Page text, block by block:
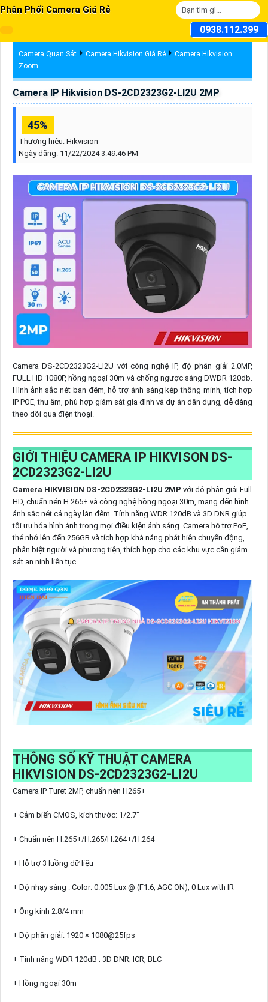
Phân Phối Camera Giá Rẻ
0938.112.399
Camera Quan Sát Camera Hikvision Giá Rẻ
Camera Hikvision
Zoom
Camera IP Hikvision DS-2CD2323G2-LI2U 2MP
45%
Thương hiệu: Hikvision
Ngày đăng: 11/22/2024 3:49:46 PM
Camera DS-2CD2323G2-LI2U với công nghệ IP, độ phân giải 2.0MP,
FULL HD 1080P, hồng ngoại 30m và chống ngược sáng DWDR 120db.
Hình ảnh sắc nét ban đêm, hỗ trợ ánh sáng kép thông minh, tích hợp
IP POE, thu âm, phù hợp giám sát gia đình và dự án dân dụng, dễ dàng
theo dõi qua điện thoại.
GIỚI THIỆU CAMERA IP HIKVISON DS-
2CD2323G2-LI2U
Camera HIKVISION DS-2CD2323G2-LI2U 2MP với độ phân giải Full
HD, chuẩn nén H.265+ và công nghệ hồng ngoại 30m, mang đến hình
ảnh sắc nét cả ngày lẫn đêm. Tính năng WDR 120dB và 3D DNR giúp
tối ưu hóa hình ảnh trong mọi điều kiện ánh sáng. Camera hỗ trợ PoE,
thẻ nhớ lên đến 256GB và tích hợp khả năng phát hiện chuyển động,
phân biệt người và phương tiện, thích hợp cho các khu vực cần giám
sát an ninh liên tục.
THÔNG SỐ KỸ THUẬT CAMERA
HIKVISION DS-2CD2323G2-LI2U
Camera IP Turet 2MP, chuẩn nén H265+
+ Cảm biến CMOS, kích thước: 1/2.7"
+ Chuẩn nén H.265+/H.265/H.264+/H.264
+ Hỗ trợ 3 luồng dữ liệu
+ Độ nhạy sáng : Color: 0.005 Lux @ (F1.6, AGC ON), 0 Lux with IR
+ Ông kính 2.8/4 mm
+ Độ phân giải: 1920 × 1080@25fps
+ Tính năng WDR 120dB ; 3D DNR; ICR, BLC
+ Hồng ngoại 30m